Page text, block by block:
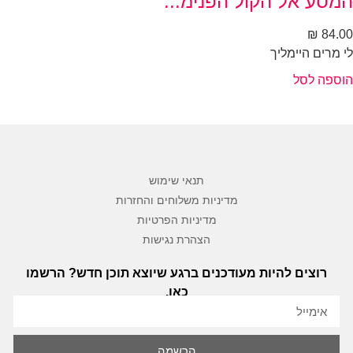
₪
לסל
תנאי שימוש
מדיניות משלוחים והחזרות
מדיניות הפרטיות
הצהרת נגישות
רוצים להיות מעודכנים ברגע שיוצא תוכן חדש? הרשמו
כאן.